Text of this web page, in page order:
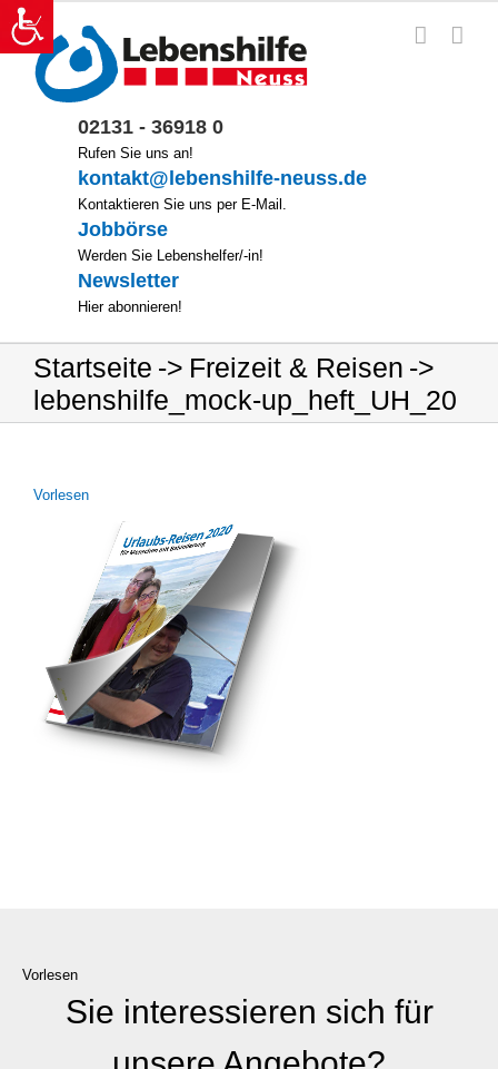
Zum
Inhalt
springen
02131 - 36918 0
Rufen Sie uns an!
kontakt@lebenshilfe-neuss.de
Kontaktieren Sie uns per E-Mail.
Jobbörse
Werden Sie Lebenshelfer/-in!
Newsletter
Hier abonnieren!
Startseite
Freizeit & Reisen
lebenshilfe_mock-up_heft_UH_20
Vor­le­sen
Vorlesen
Sie interessieren sich für